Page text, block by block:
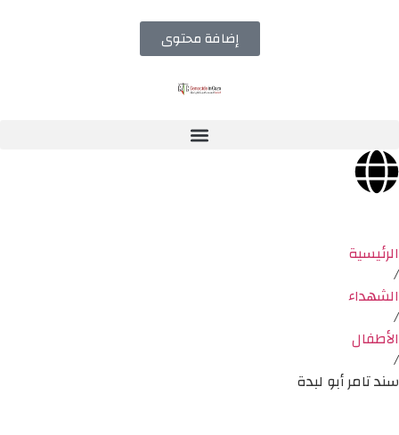
إضافة محتوى
الرئيسية
/
الشهداء
/
الأطفال
/
سند تامر أبو لبدة